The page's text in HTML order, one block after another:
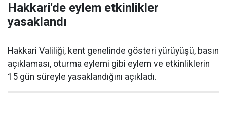
Hakkari'de eylem etkinlikler
yasaklandı
Hakkari Valiliği, kent genelinde gösteri yürüyüşü, basın
açıklaması, oturma eylemi gibi eylem ve etkinliklerin
15 gün süreyle yasaklandığını açıkladı.